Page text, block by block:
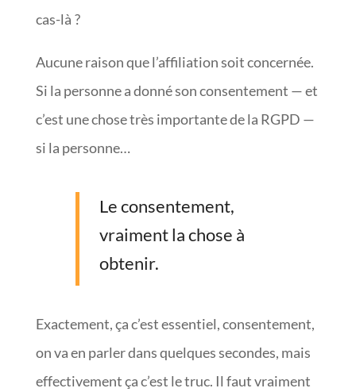
cas-là ?
Aucune raison que l’affiliation soit concernée.
Si la personne a donné son consentement — et
c’est une chose très importante de la RGPD —
si la personne…
Le consentement,
vraiment la chose à
obtenir.
Exactement, ça c’est essentiel, consentement,
on va en parler dans quelques secondes, mais
effectivement ça c’est le truc. Il faut vraiment